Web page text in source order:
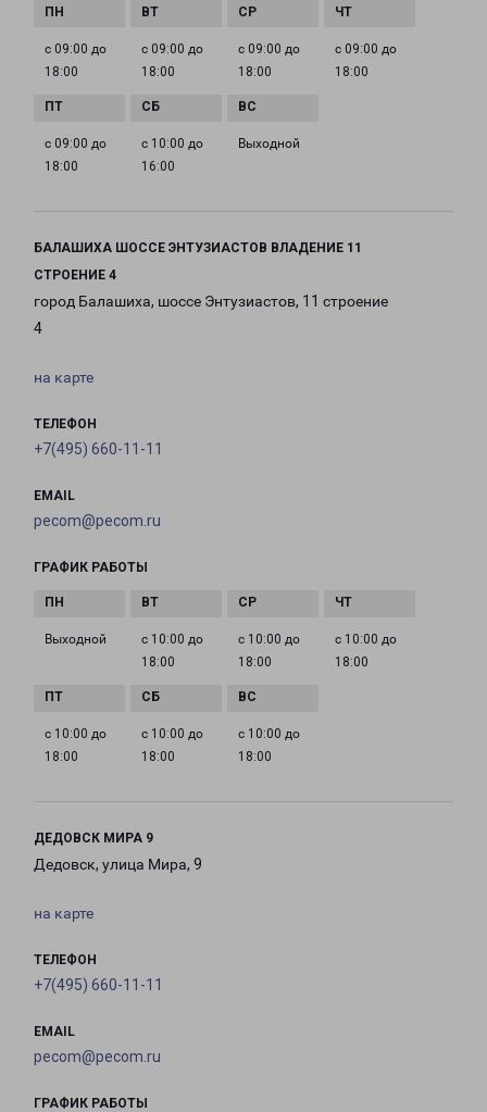
с 09:00 до
18:00
с 09:00 до
18:00
с 09:00 до
18:00
с 09:00 до
18:00
с 09:00 до
18:00
с 10:00 до
16:00
Выходной
БАЛАШИХА ШОССЕ ЭНТУЗИАСТОВ ВЛАДЕНИЕ 11
СТРОЕНИЕ 4
город Балашиха, шоссе Энтузиастов, 11 строение
4
на карте
ТЕЛЕФОН
+7(495) 660-11-11
EMAIL
pecom@pecom.ru
ГРАФИК РАБОТЫ
Выходной
с 10:00 до
18:00
с 10:00 до
18:00
с 10:00 до
18:00
с 10:00 до
18:00
с 10:00 до
18:00
с 10:00 до
18:00
ДЕДОВСК МИРА 9
Дедовск, улица Мира, 9
на карте
ТЕЛЕФОН
+7(495) 660-11-11
EMAIL
pecom@pecom.ru
ГРАФИК РАБОТЫ